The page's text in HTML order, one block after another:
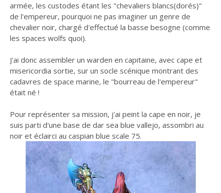
armée, les custodes étant les "chevaliers blancs(dorés)"
de l'empereur, pourquoi ne pas imaginer un genre de
chevalier noir, chargé d'effectué la basse besogne (comme
les spaces wolfs quoi).
J'ai donc assembler un warden en capitaine, avec cape et
misericordia sortie, sur un socle scénique montrant des
cadavres de space marine, le "bourreau de l'empereur"
était né !
Pour représenter sa mission, j'ai peint la cape en noir, je
suis parti d'une base de dar sea blue vallejo, assombri au
noir et éclairci au caspian blue scale 75.